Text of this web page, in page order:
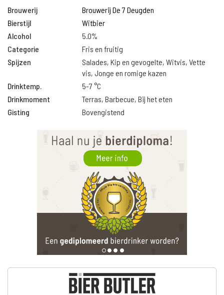
Brouwerij
Brouwerij De 7 Deugden
Bierstijl
Witbier
Alcohol
5.0%
Categorie
Fris en fruitig
Spijzen
Salades, Kip en gevogelte, Witvis, Vette
vis, Jonge en romige kazen
Drinktemp.
5-7 °C
Drinkmoment
Terras, Barbecue, Bij het eten
Gisting
Bovengistend